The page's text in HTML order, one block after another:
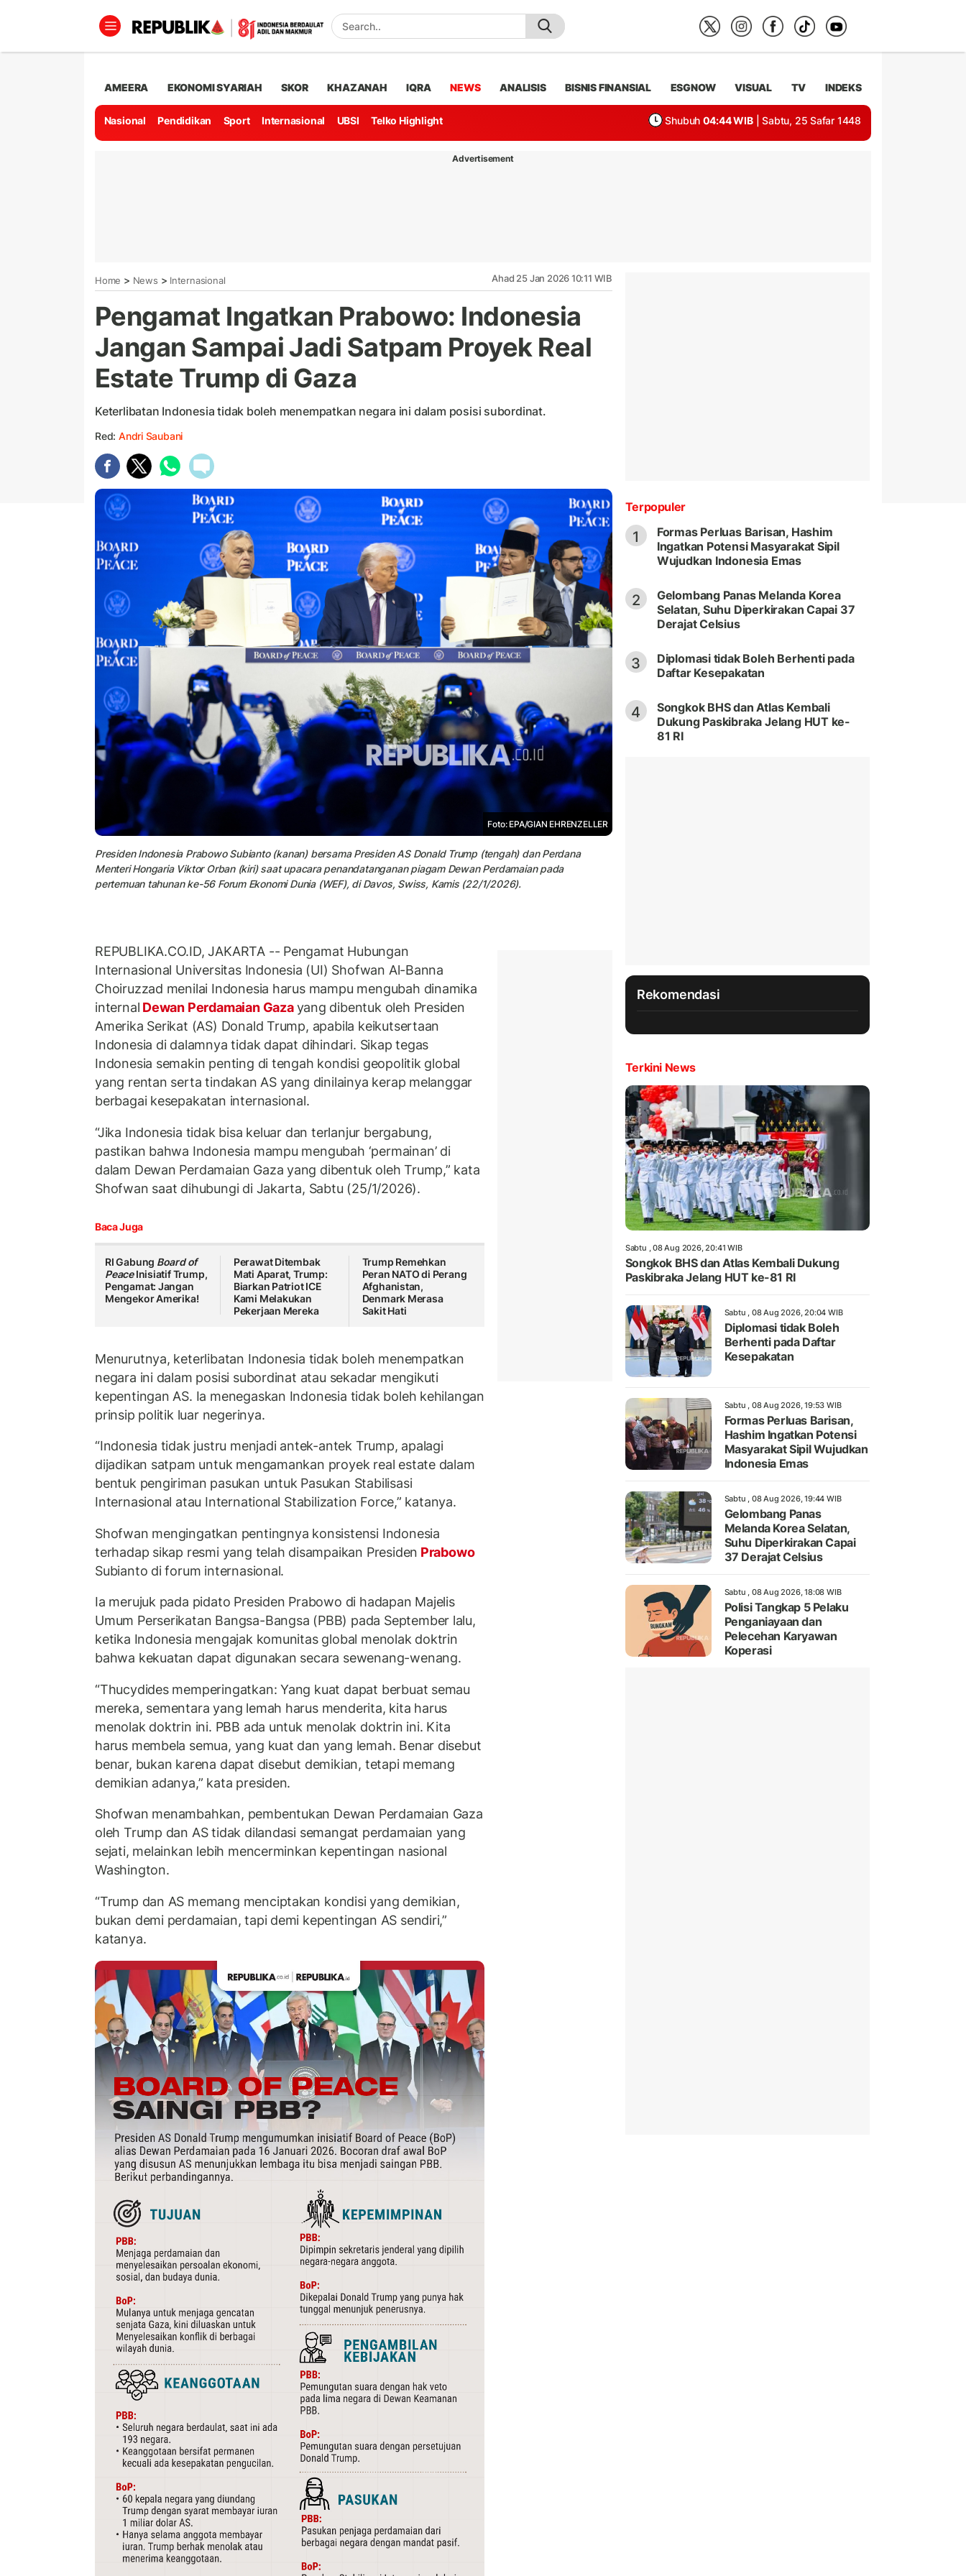
AMEERA EKONOMI SYARIAH SKOR KHAZANAH IQRA NEWS ANALISIS BISNIS FINANSIAL ESGNOW VISUAL TV INDEKS
Nasional Pendidikan Sport Internasional UBSI Telko Highlight Shubuh 04:44 WIB | Sabtu, 25 Safar 1448
Advertisement
Home > News > Internasional Ahad 25 Jan 2026 10:11 WIB
Pengamat Ingatkan Prabowo: Indonesia
Jangan Sampai Jadi Satpam Proyek Real
Estate Trump di Gaza
Keterlibatan Indonesia tidak boleh menempatkan negara ini dalam posisi subordinat.
Red: Andri Saubani
Foto: EPA/GIAN EHRENZELLER
Presiden Indonesia Prabowo Subianto (kanan) bersama Presiden AS Donald Trump (tengah) dan Perdana
Menteri Hongaria Viktor Orban (kiri) saat upacara penandatanganan piagam Dewan Perdamaian pada
pertemuan tahunan ke-56 Forum Ekonomi Dunia (WEF), di Davos, Swiss, Kamis (22/1/2026).
REPUBLIKA.CO.ID, JAKARTA -- Pengamat Hubungan
Internasional Universitas Indonesia (UI) Shofwan Al-Banna
Choiruzzad menilai Indonesia harus mampu mengubah dinamika
internal Dewan Perdamaian Gazayang dibentuk oleh Presiden
Amerika Serikat (AS) Donald Trump, apabila keikutsertaan
Indonesia di dalamnya tidak dapat dihindari. Sikap tegas
Indonesia semakin penting di tengah kondisi geopolitik global
yang rentan serta tindakan AS yang dinilainya kerap melanggar
berbagai kesepakatan internasional.
“Jika Indonesia tidak bisa keluar dan terlanjur bergabung,
pastikan bahwa Indonesia mampu mengubah ‘permainan’ di
dalam Dewan Perdamaian Gaza yang dibentuk oleh Trump,” kata
Shofwan saat dihubungi di Jakarta, Sabtu (25/1/2026).
Baca Juga
RI Gabung Board of
PeaceInisiatif Trump,
Pengamat: Jangan
Mengekor Amerika!
Perawat Ditembak
Mati Aparat, Trump:
Biarkan Patriot ICE
Kami Melakukan
Pekerjaan Mereka
Trump Remehkan
Peran NATO di Perang
Afghanistan,
Denmark Merasa
Sakit Hati
Menurutnya, keterlibatan Indonesia tidak boleh menempatkan
negara ini dalam posisi subordinat atau sekadar mengikuti
kepentingan AS. Ia menegaskan Indonesia tidak boleh kehilangan
prinsip politik luar negerinya.
“Indonesia tidak justru menjadi antek-antek Trump, apalagi
dijadikan satpam untuk mengamankan proyek real estate dalam
bentuk pengiriman pasukan untuk Pasukan Stabilisasi
Internasional atau International Stabilization Force,” katanya.
Shofwan mengingatkan pentingnya konsistensi Indonesia
terhadap sikap resmi yang telah disampaikan Presiden Prabowo
Subianto di forum internasional.
Ia merujuk pada pidato Presiden Prabowo di hadapan Majelis
Umum Perserikatan Bangsa-Bangsa (PBB) pada September lalu,
ketika Indonesia mengajak komunitas global menolak doktrin
bahwa kekuatan dapat digunakan secara sewenang-wenang.
“Thucydides memperingatkan: Yang kuat dapat berbuat semau
mereka, sementara yang lemah harus menderita, kita harus
menolak doktrin ini. PBB ada untuk menolak doktrin ini. Kita
harus membela semua, yang kuat dan yang lemah. Benar disebut
benar, bukan karena dapat disebut demikian, tetapi memang
demikian adanya,” kata presiden.
Shofwan menambahkan, pembentukan Dewan Perdamaian Gaza
oleh Trump dan AS tidak dilandasi semangat perdamaian yang
sejati, melainkan lebih mencerminkan kepentingan nasional
Washington.
“Trump dan AS memang menciptakan kondisi yang demikian,
bukan demi perdamaian, tapi demi kepentingan AS sendiri,”
katanya.
Terpopuler
1
Formas Perluas Barisan, Hashim
Ingatkan Potensi Masyarakat Sipil
Wujudkan Indonesia Emas
2
Gelombang Panas Melanda Korea
Selatan, Suhu Diperkirakan Capai 37
Derajat Celsius
3
Diplomasi tidak Boleh Berhenti pada
Daftar Kesepakatan
4
Songkok BHS dan Atlas Kembali
Dukung Paskibraka Jelang HUT ke-
81 RI
Rekomendasi
Terkini News
Sabtu , 08 Aug 2026, 20:41 WIB
Songkok BHS dan Atlas Kembali Dukung
Paskibraka Jelang HUT ke-81 RI
Sabtu , 08 Aug 2026, 20:04 WIB
Diplomasi tidak Boleh
Berhenti pada Daftar
Kesepakatan
Sabtu , 08 Aug 2026, 19:53 WIB
Formas Perluas Barisan,
Hashim Ingatkan Potensi
Masyarakat Sipil Wujudkan
Indonesia Emas
Sabtu , 08 Aug 2026, 19:44 WIB
Gelombang Panas
Melanda Korea Selatan,
Suhu Diperkirakan Capai
37 Derajat Celsius
Sabtu , 08 Aug 2026, 18:08 WIB
Polisi Tangkap 5 Pelaku
Penganiayaan dan
Pelecehan Karyawan
Koperasi